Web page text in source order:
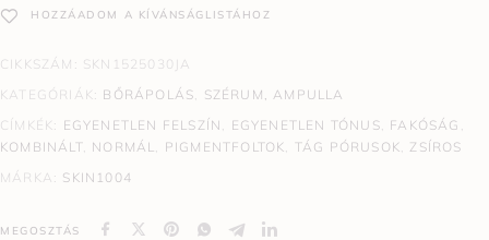
HOZZÁADOM A KÍVÁNSÁGLISTÁHOZ
CIKKSZÁM: SKN1525030JA
KATEGÓRIÁK: BŐRÁPOLÁS, SZÉRUM, AMPULLA
CÍMKÉK: EGYENETLEN FELSZÍN , EGYENETLEN TÓNUS, FAKÓSÁG ,
KOMBINÁLT, NORMÁL, PIGMENTFOLTOK, TÁG PÓRUSOK, ZSÍROS
MÁRKA: SKIN1004
MEGOSZTÁS